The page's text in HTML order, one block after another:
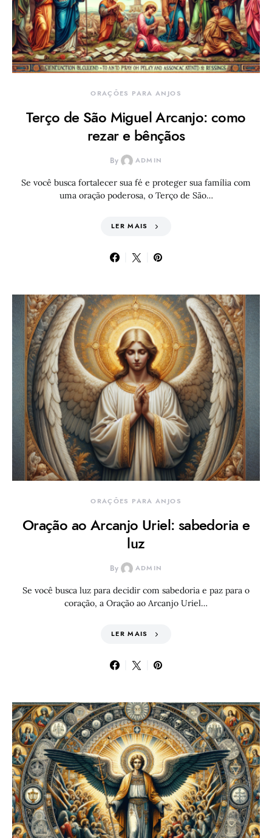
ORAÇÕES PARA ANJOS
Terço de São Miguel Arcanjo: como
rezar e bênçãos
By ADMIN
Se você busca fortalecer sua fé e proteger sua família com
uma oração poderosa, o Terço de São…
LER MAIS
ORAÇÕES PARA ANJOS
Oração ao Arcanjo Uriel: sabedoria e
luz
By ADMIN
Se você busca luz para decidir com sabedoria e paz para o
coração, a Oração ao Arcanjo Uriel…
LER MAIS